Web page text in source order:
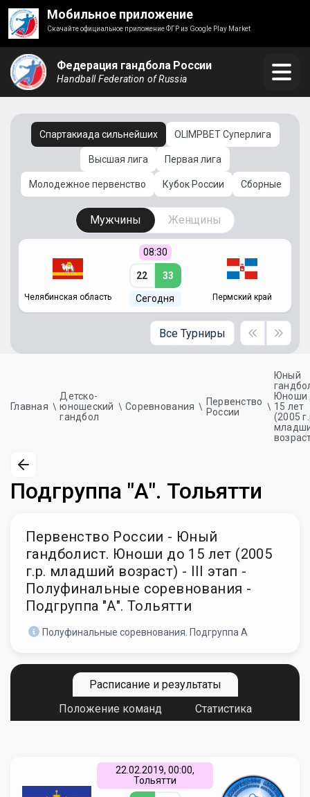
Мобильное приложение
Скачайте официальное приложение ФГР из Google Play Market
Федерация гандбола России
Handball Federation of Russia
Спартакиада сильнейших OLIMPBET Суперлига
Высшая лига Первая лига
Молодежное первенство Кубок России Сборные
Мужчины Женщины
Челябинская область
08:30
22 33
Сегодня Пермский край
Все Турниры
Главная
Детско-
юношеский
гандбол
Соревнования
Первенство
России
Юный
Юноши
15 лет
(2005
Подгруппа "А". Тольятти
Первенство России - Юный
гандболист. Юноши до 15 лет (2005
г.р. младший возраст) - III этап -
Полуфинальные соревнования -
Подгруппа "А". Тольятти
Полуфинальные соревнования. Подгруппа А
Расписание и результаты
Положение команд
Статистика
22.02.2019, 00:00,
Тольятти